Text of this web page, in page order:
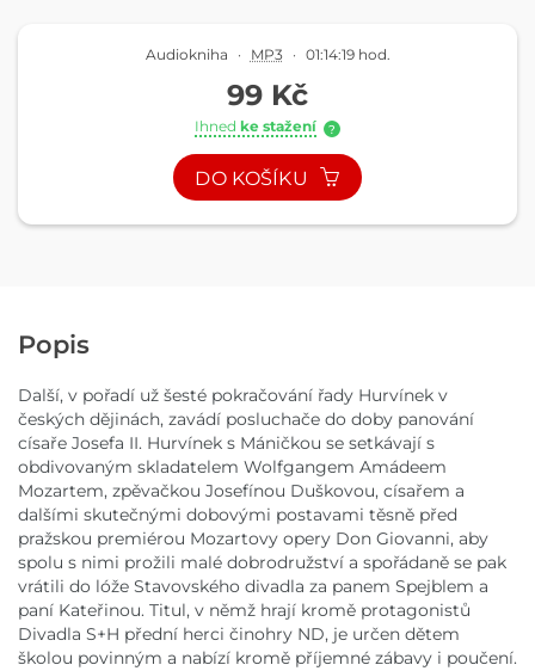
Audiokniha · MP3 · 01:14:19 hod.
99 Kč
Ihned ke stažení ?
DO KOŠÍKU
Popis
Další, v pořadí už šesté pokračování řady Hurvínek v
českých dějinách, zavádí posluchače do doby panování
císaře Josefa II. Hurvínek s Máničkou se setkávají s
obdivovaným skladatelem Wolfgangem Amádeem
Mozartem, zpěvačkou Josefínou Duškovou, císařem a
dalšími skutečnými dobovými postavami těsně před
pražskou premiérou Mozartovy opery Don Giovanni, aby
spolu s nimi prožili malé dobrodružství a spořádaně se pak
vrátili do lóže Stavovského divadla za panem Spejblem a
paní Kateřinou. Titul, v němž hrají kromě protagonistů
Divadla S+H přední herci činohry ND, je určen dětem
školou povinným a nabízí kromě příjemné zábavy i poučení.